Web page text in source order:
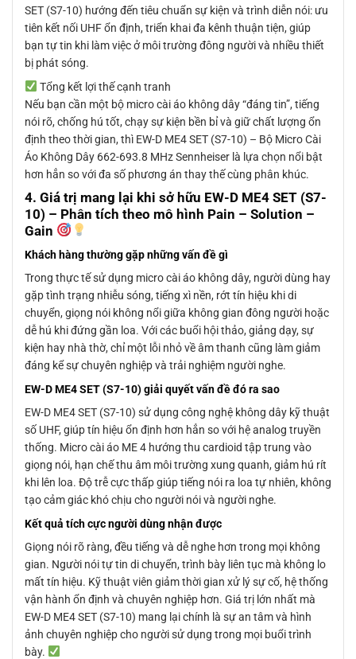
SET (S7-10) hướng đến tiêu chuẩn sự kiện và trình diễn nói: ưu
tiên kết nối UHF ổn định, triển khai đa kênh thuận tiện, giúp
bạn tự tin khi làm việc ở môi trường đông người và nhiều thiết
bị phát sóng.
Tổng kết lợi thế cạnh tranh
Nếu bạn cần một bộ micro cài áo không dây “đáng tin”, tiếng
nói rõ, chống hú tốt, chạy sự kiện bền bỉ và giữ chất lượng ổn
định theo thời gian, thì EW-D ME4 SET (S7-10) – Bộ Micro Cài
Áo Không Dây 662-693.8 MHz Sennheiser là lựa chọn nổi bật
hơn hẳn so với đa số phương án thay thế cùng phân khúc.
4. Giá trị mang lại khi sở hữu EW-D ME4 SET (S7-
10) – Phân tích theo mô hình Pain – Solution –
Gain
Khách hàng thường gặp những vấn đề gì
Trong thực tế sử dụng micro cài áo không dây, người dùng hay
gặp tình trạng nhiễu sóng, tiếng xì nền, rớt tín hiệu khi di
chuyển, giọng nói không nổi giữa không gian đông người hoặc
dễ hú khi đứng gần loa. Với các buổi hội thảo, giảng dạy, sự
kiện hay nhà thờ, chỉ một lỗi nhỏ về âm thanh cũng làm giảm
đáng kể sự chuyên nghiệp và trải nghiệm người nghe.
EW-D ME4 SET (S7-10) giải quyết vấn đề đó ra sao
EW-D ME4 SET (S7-10) sử dụng công nghệ không dây kỹ thuật
số UHF, giúp tín hiệu ổn định hơn hẳn so với hệ analog truyền
thống. Micro cài áo ME 4 hướng thu cardioid tập trung vào
giọng nói, hạn chế thu âm môi trường xung quanh, giảm hú rít
khi lên loa. Độ trễ cực thấp giúp tiếng nói ra loa tự nhiên, không
tạo cảm giác khó chịu cho người nói và người nghe.
Kết quả tích cực người dùng nhận được
Giọng nói rõ ràng, đều tiếng và dễ nghe hơn trong mọi không
gian. Người nói tự tin di chuyển, trình bày liên tục mà không lo
mất tín hiệu. Kỹ thuật viên giảm thời gian xử lý sự cố, hệ thống
vận hành ổn định và chuyên nghiệp hơn. Giá trị lớn nhất mà
EW-D ME4 SET (S7-10) mang lại chính là sự an tâm và hình
ảnh chuyên nghiệp cho người sử dụng trong mọi buổi trình
bày.